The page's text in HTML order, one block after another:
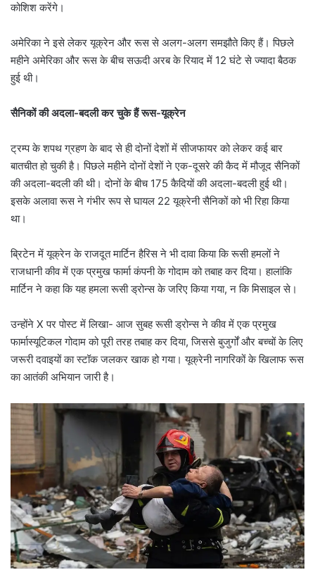
कोशिश करेंगे।
अमेरिका ने इसे लेकर यूक्रेन और रूस से अलग-अलग समझौते किए हैं। पिछले
महीने अमेरिका और रूस के बीच सऊदी अरब के रियाद में 12 घंटे से ज्यादा बैठक
हुई थी।
सैनिकों की अदला-बदली कर चुके हैं रूस-यूक्रेन
ट्रम्प के शपथ ग्रहण के बाद से ही दोनों देशों में सीजफायर को लेकर कई बार
बातचीत हो चुकी है। पिछले महीने दोनों देशों ने एक-दूसरे की कैद में मौजूद सैनिकों
की अदला-बदली की थी। दोनों के बीच 175 कैदियों की अदला-बदली हुई थी।
इसके अलावा रूस ने गंभीर रूप से घायल 22 यूक्रेनी सैनिकों को भी रिहा किया
था।
ब्रिटेन में यूक्रेन के राजदूत मार्टिन हैरिस ने भी दावा किया कि रूसी हमलों ने
राजधानी कीव में एक प्रमुख फार्मा कंपनी के गोदाम को तबाह कर दिया। हालांकि
मार्टिन ने कहा कि यह हमला रूसी ड्रोन्स के जरिए किया गया, न कि मिसाइल से।
उन्होंने X पर पोस्ट में लिखा- आज सुबह रूसी ड्रोन्स ने कीव में एक प्रमुख
फार्मास्यूटिकल गोदाम को पूरी तरह तबाह कर दिया, जिससे बुजुर्गों और बच्चों के लिए
जरूरी दवाइयों का स्टॉक जलकर खाक हो गया। यूक्रेनी नागरिकों के खिलाफ रूस
का आतंकी अभियान जारी है।